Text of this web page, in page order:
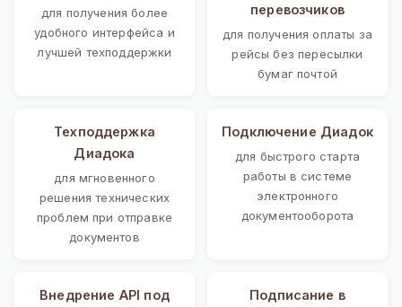
для получения более
удобного интерфейса и
лучшей техподдержки
перевозчиков
для получения оплаты за
рейсы без пересылки
бумаг почтой
Техподдержка
Диадока
для мгновенного
решения технических
проблем при отправке
документов
Подключение Диадок
для быстрого старта
работы в системе
электронного
документооборота
Внедрение API под
Подписание в